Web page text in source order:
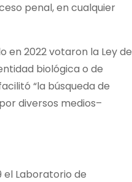
penal, en cualquier
en 2022 votaron la Ley de
biológica o de
“la búsqueda de
diversos medios–
el Laboratorio de